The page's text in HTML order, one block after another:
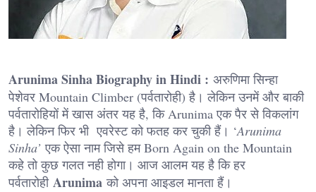
Arunima Sinha Biography in Hindi : अरुणिमा सिन्हा
पेशेवर Mountain Climber (पर्वतारोही) है। लेकिन उनमें और बाकी
पर्वतारोहियों में खास अंतर यह है, कि Arunima एक पैर से विकलांग
है। लेकिन फिर भी एवरेस्ट को फतह कर चुकी हैं। ‘Arunima
Sinha’एक ऐसा नाम जिसे हम Born Again on the Mountain
कहे तो कुछ गलत नही होगा। आज आलम यह है कि हर
पर्वतारोही Arunima को अपना आइडल मानता हैं।